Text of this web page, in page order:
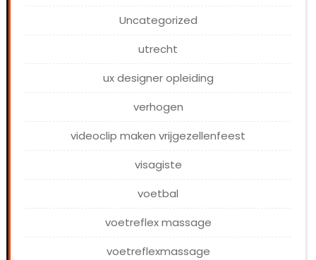
Uncategorized
utrecht
ux designer opleiding
verhogen
videoclip maken vrijgezellenfeest
visagiste
voetbal
voetreflex massage
voetreflexmassage